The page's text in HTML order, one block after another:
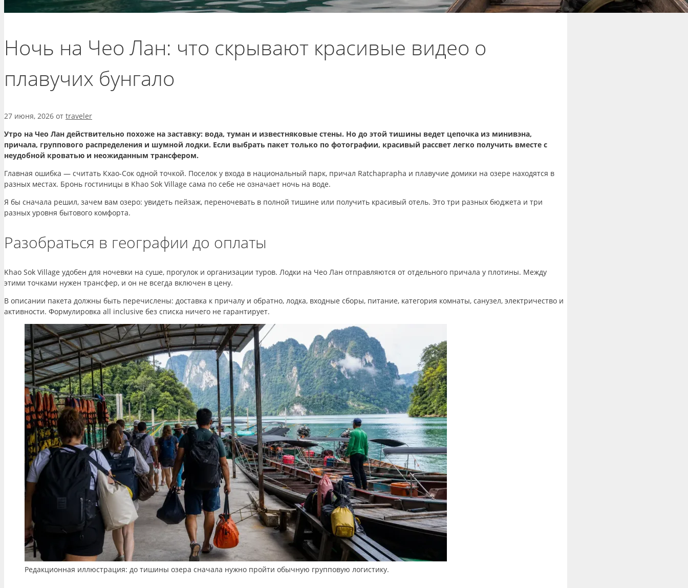
Ночь на Чео Лан: что скрывают красивые видео о
плавучих бунгало
27 июня, 2026 от traveler
Утро на Чео Лан действительно похоже на заставку: вода, туман и известняковые стены. Но до этой тишины ведет цепочка из минивэна,
причала, группового распределения и шумной лодки. Если выбрать пакет только по фотографии, красивый рассвет легко получить вместе с
неудобной кроватью и неожиданным трансфером.
Главная ошибка — считать Кхао-Сок одной точкой. Поселок у входа в национальный парк, причал Ratchaprapha и плавучие домики на озере находятся в
разных местах. Бронь гостиницы в Khao Sok Village сама по себе не означает ночь на воде.
Я бы сначала решил, зачем вам озеро: увидеть пейзаж, переночевать в полной тишине или получить красивый отель. Это три разных бюджета и три
разных уровня бытового комфорта.
Разобраться в географии до оплаты
Khao Sok Village удобен для ночевки на суше, прогулок и организации туров. Лодки на Чео Лан отправляются от отдельного причала у плотины. Между
этими точками нужен трансфер, и он не всегда включен в цену.
В описании пакета должны быть перечислены: доставка к причалу и обратно, лодка, входные сборы, питание, категория комнаты, санузел, электричество и
активности. Формулировка all inclusive без списка ничего не гарантирует.
Редакционная иллюстрация: до тишины озера сначала нужно пройти обычную групповую логистику.